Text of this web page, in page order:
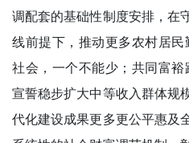
调配套的基础性制度安排，在
线前提下，推动更多农村居
社会，一个不能少；共同富
宣誓稳步扩大中等收入群体规
代化建设成果更多更公平惠及